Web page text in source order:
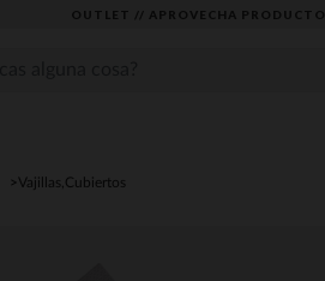
OUTLET // APROVECHA
Vajillas,Cubiertos